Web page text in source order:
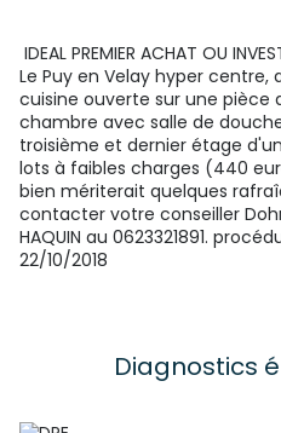
IDEAL PREMIER ACHAT OU
Le Puy en Velay hyper
cuisine ouverte sur une pièce
chambre avec salle de
troisième et dernier étage
lots à faibles charges (440
bien mériterait quelques
contacter votre conseiller
HAQUIN au 0623321891.
22/10/2018
Diagnostics